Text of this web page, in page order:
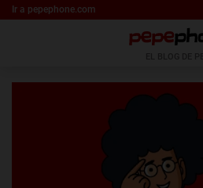
Ir a pepephone.com